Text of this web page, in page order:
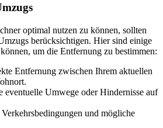
optimal nutzen zu können, sollten
berücksichtigen. Hier sind einige
um die Entfernung zu bestimmen:
Entfernung zwischen Ihrem aktuellen
eventuelle Umwege oder Hindernisse auf
und mögliche